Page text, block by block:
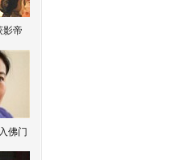
影帝
佛门